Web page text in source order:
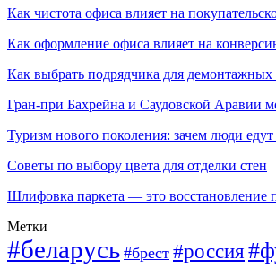
Как чистота офиса влияет на
Как оформление офиса влияет на
Как выбрать подрядчика для демонтажных
Гран-при Бахрейна и Саудовской Аравии
Туризм нового поколения: зачем люди
Советы по выбору цвета для отделки стен
Шлифовка паркета — это восстановление
Метки
#беларусь #брест #россия